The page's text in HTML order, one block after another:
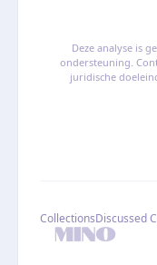
Deze analyse is
ondersteuning.
juridische
CollectionsDiscussed